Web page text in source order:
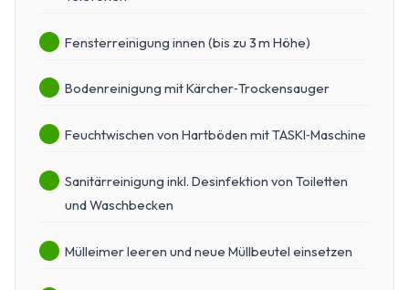
Fensterreinigung innen (bis zu 3 m Höhe)
Bodenreinigung mit Kärcher‑Trockensauger
Feuchtwischen von Hartböden mit TASKI‑Maschine
Sanitärreinigung inkl. Desinfektion von Toiletten
und Waschbecken
Mülleimer leeren und neue Müllbeutel einsetzen